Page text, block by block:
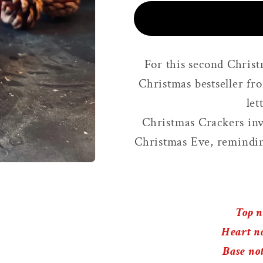
Crunchy Crunchy
For this second
Christmas bestseller
Christmas Crackers
Christmas Eve,
Top
Heart
Base